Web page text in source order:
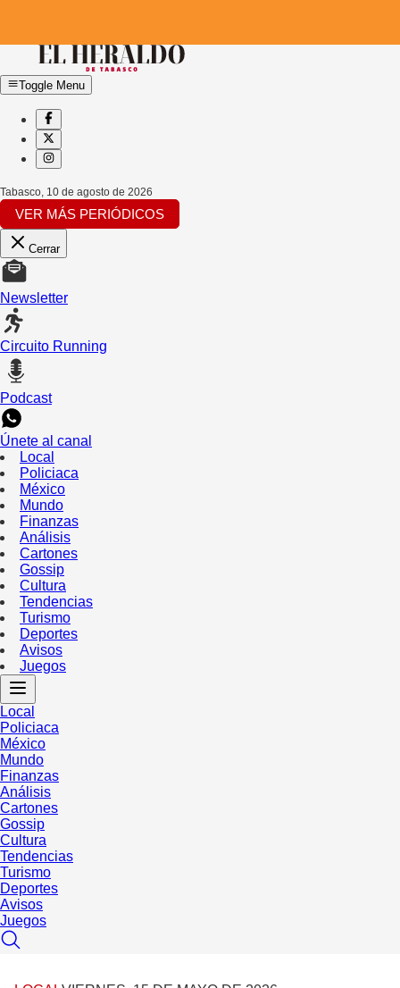
Toggle Menu
Tabasco, 10 de agosto de 2026
VER MÁS PERIÓDICOS
Cerrar
Newsletter
Circuito Running
Podcast
Únete al canal
Local
Policiaca
México
Mundo
Finanzas
Análisis
Cartones
Gossip
Cultura
Tendencias
Turismo
Deportes
Avisos
Juegos
Local
Policiaca
México
Mundo
Finanzas
Análisis
Cartones
Gossip
Cultura
Tendencias
Turismo
Deportes
Avisos
Juegos